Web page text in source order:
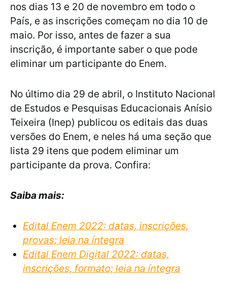
nos dias 13 e 20 de novembro em todo o
País, e as inscrições começam no dia 10 de
maio. Por isso, antes de fazer a sua
inscrição, é importante saber o que pode
eliminar um participante do Enem.
No último dia 29 de abril, o Instituto Nacional
de Estudos e Pesquisas Educacionais Anísio
Teixeira (Inep) publicou os editais das duas
versões do Enem, e neles há uma seção que
lista 29 itens que podem eliminar um
participante da prova. Confira:
Saiba mais:
Edital Enem 2022: datas, inscrições,
provas; leia na íntegra
Edital Enem Digital 2022: datas,
inscrições, formato; leia na íntegra